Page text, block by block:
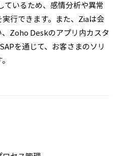
ているため、感情分析や異常
行できます。また、Ziaは会
Zoho Deskのアプリ内カスタ
を通じて、お客さまのソリ